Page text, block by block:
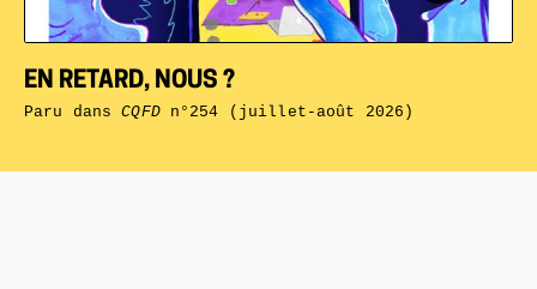
EN RETARD, NOUS ?
Paru dansCQFDn°254 (juillet-août 2026)